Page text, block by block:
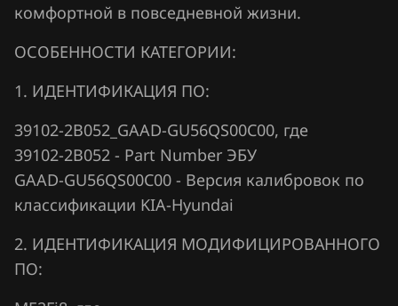
Hongqi
Howo
Hummer
Infiniti
Iran Khodro
Iveco
комфортной в повседневной жизни.
ОСОБЕННОСТИ КАТЕГОРИИ:
1. ИДЕНТИФИКАЦИЯ ПО:
39102-2B052_GAAD-GU56QS00C00, где
39102-2B052 - Part Number ЭБУ
GAAD-GU56QS00C00 - Версия калибровок по
классификации KIA-Hyundai
2. ИДЕНТИФИКАЦИЯ МОДИФИЦИРОВАННОГО
ПО: